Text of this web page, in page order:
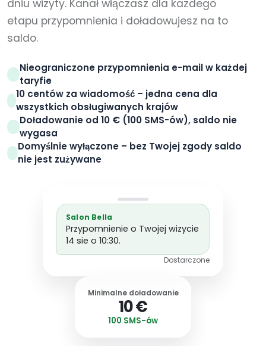
dniu wizyty. Kanał włączasz dla każdego
etapu przypomnienia i doładowujesz na to
saldo.
Nieograniczone przypomnienia e-mail w każdej
taryfie
10 centów za wiadomość – jedna cena dla
wszystkich obsługiwanych krajów
Doładowanie od 10 € (100 SMS-ów), saldo nie
wygasa
Domyślnie wyłączone – bez Twojej zgody saldo
nie jest zużywane
Salon Bella
Przypomnienie o Twojej wizycie
14 sie o 10:30.
Dostarczone
Minimalne doładowanie
10 €
100 SMS-ów